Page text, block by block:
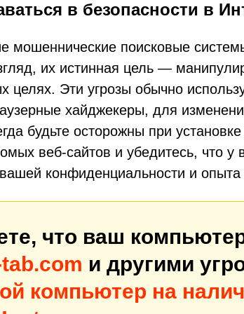
в безопасности в
мошеннические поисковые
их истинная цель —
целях. Эти угрозы обычно
хайджекеры, для
будьте осторожны при
веб-сайтов и убедитесь, что
конфиденциальности и опыта
что ваш
и другими
компьютер на